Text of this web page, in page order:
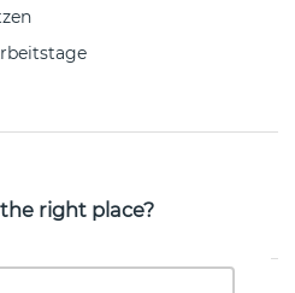
Gold Armbänder von der
right place?